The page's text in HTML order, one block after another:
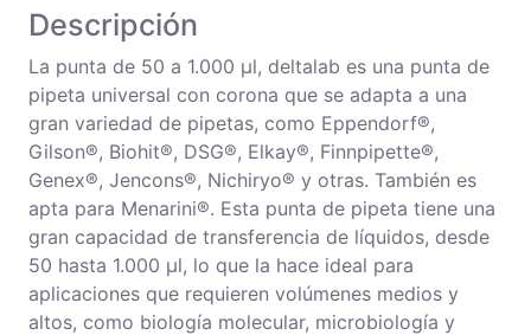
Descripción
La punta de 50 a 1.000 µl, deltalab es una punta de
pipeta universal con corona que se adapta a una
gran variedad de pipetas, como Eppendorf®,
Gilson®, Biohit®, DSG®, Elkay®, Finnpipette®,
Genex®, Jencons®, Nichiryo® y otras. También es
apta para Menarini®. Esta punta de pipeta tiene una
gran capacidad de transferencia de líquidos, desde
50 hasta 1.000 µl, lo que la hace ideal para
aplicaciones que requieren volúmenes medios y
altos, como biología molecular, microbiología y